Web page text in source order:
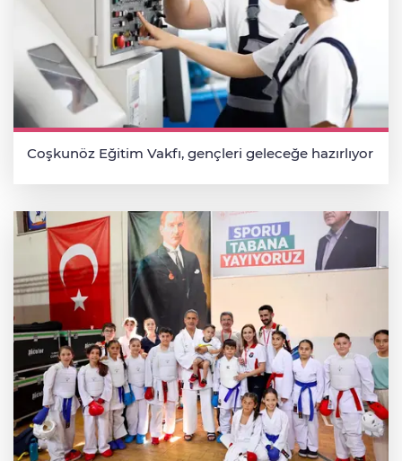
Coşkunöz Eğitim Vakfı, gençleri geleceğe hazırlıyor